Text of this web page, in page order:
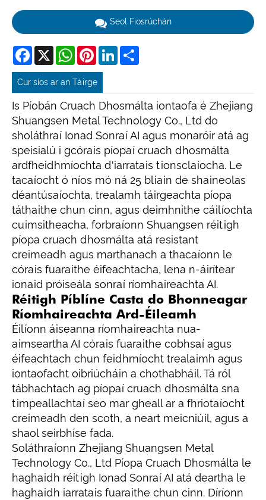
Seol Fiosrúchán
Facebook
X WhatsAppPinterestLinkedIn
Cur síos ar an Táirge
Is Píobán Cruach Dhosmálta iontaofa é Zhejiang
Shuangsen Metal Technology Co., Ltd do
sholáthraí Ionad Sonraí AI agus monaróir atá ag
speisialú i gcórais píopaí cruach dhosmálta
ardfheidhmíochta d'iarratais tionsclaíocha. Le
tacaíocht ó níos mó ná 25 bliain de shaineolas
déantúsaíochta, trealamh táirgeachta píopa
táthaithe chun cinn, agus deimhnithe cáilíochta
cuimsitheacha, forbraíonn Shuangsen réitigh
píopa cruach dhosmálta atá resistant
creimeadh agus marthanach a thacaíonn le
córais fuaraithe éifeachtacha, lena n-áirítear
ionaid próiseála sonraí ríomhaireachta AI.
Réitigh Píblíne Casta do Bhonneagar
Ríomhaireachta Ard-Éileamh
Éilíonn áiseanna ríomhaireachta nua-
aimseartha AI córais fuaraithe cobhsaí agus
éifeachtach chun feidhmíocht trealaimh agus
iontaofacht oibriúcháin a chothabháil. Tá ról
tábhachtach ag píopaí cruach dhosmálta sna
timpeallachtaí seo mar gheall ar a fhriotaíocht
creimeadh den scoth, a neart meicniúil, agus a
shaol seirbhíse fada.
Soláthraíonn Zhejiang Shuangsen Metal
Technology Co., Ltd Píopa Cruach Dhosmálta le
haghaidh réitigh Ionad Sonraí AI atá deartha le
haghaidh iarratais fuaraithe chun cinn. Díríonn